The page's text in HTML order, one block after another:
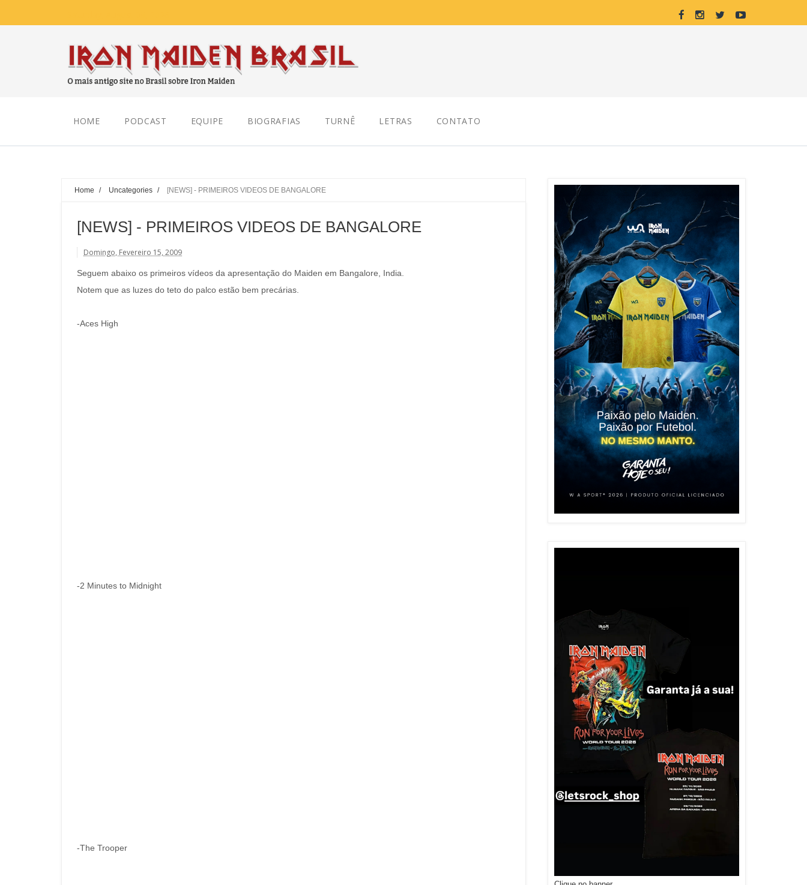
HOME PODCAST EQUIPE BIOGRAFIAS TURNÊ LETRAS CONTATO
Home / Uncategories / [NEWS] - PRIMEIROS VIDEOS DE BANGALORE
[NEWS] - PRIMEIROS VIDEOS DE BANGALORE
Domingo, Fevereiro 15, 2009
Seguem abaixo os primeiros vídeos da apresentação do Maiden em Bangalore, India.
Notem que as luzes do teto do palco estão bem precárias.
-Aces High
-2 Minutes to Midnight
-The Trooper